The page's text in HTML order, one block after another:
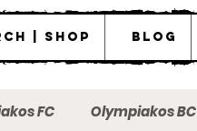
| Shop Blog
FC Olympiakos BC